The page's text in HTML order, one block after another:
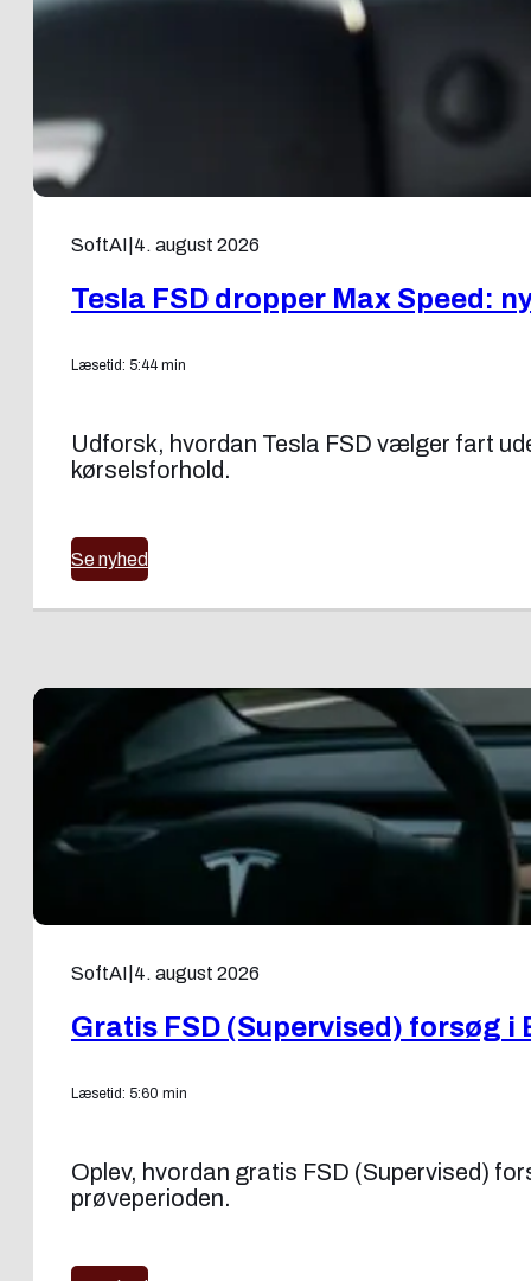
SoftAI 4. august 2026
Tesla FSD dropper Max Speed:
Læsetid: 5:44 min
Udforsk, hvordan Tesla FSD vælger fart
kørselsforhold.
Se nyhed
SoftAI 4. august 2026
Gratis FSD (Supervised) forsøg i
Læsetid: 5:60 min
Oplev, hvordan gratis FSD (Supervised)
prøveperioden.